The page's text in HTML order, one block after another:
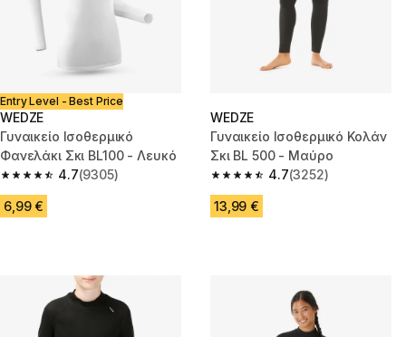
Entry Level - Best Price
WEDZE
Γυναικείο Ισοθερμικό
Φανελάκι Σκι BL100 - Λευκό
4.7
4.7 out of 5 stars from 9305 reviews
(9305)
6,99 €
WEDZE
Γυναικείο Ισοθερμικό Κολάν
Σκι BL 500 - Μαύρο
4.7
4.7 out of 5 stars from 3252
(3252)
13,99 €